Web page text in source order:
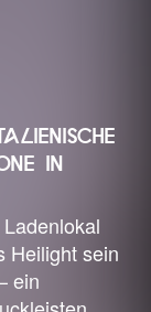
IN
Heilight sein
ein